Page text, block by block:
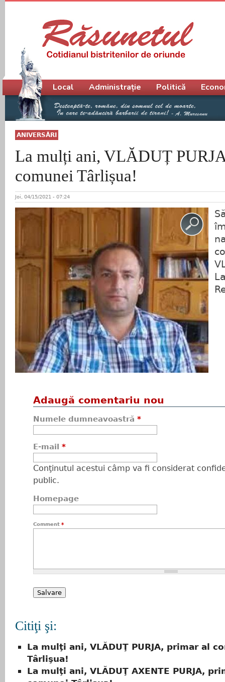
ANIVERSĂRI
La mulți ani, VLĂDUȚ
comunei Târlișua!
Joi, 04/15/2021 - 07:24
Adaugă comentariu nou
Numele dumneavoastră *
E-mail *
Conţinutul acestui câmp va fi considerat
public.
Homepage
Comment *
Citiţi şi:
La mulţi ani, VLĂDUŢ PURJA, primar al
Târlişua!
La mulţi ani, VLĂDUŢ AXENTE PURJA,
Meniu principal
Local Administrație Politică